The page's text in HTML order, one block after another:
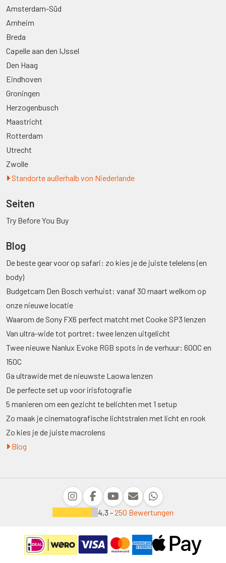
Amsterdam-Süd
Arnheim
Breda
Capelle aan den IJssel
Den Haag
Eindhoven
Groningen
Herzogenbusch
Maastricht
Rotterdam
Utrecht
Zwolle
Standorte außerhalb von Niederlande
Seiten
Try Before You Buy
Blog
De beste gear voor op safari: zo kies je de juiste telelens (en
body)
Budgetcam Den Bosch verhuist: vanaf 30 maart welkom op
onze nieuwe locatie
Waarom de Sony FX6 perfect matcht met Cooke SP3 lenzen
Van ultra-wide tot portret: twee lenzen uitgelicht
Twee nieuwe Nanlux Evoke RGB spots in de verhuur: 600C en
150C
Ga ultrawide met de nieuwste Laowa lenzen
De perfecte set up voor irisfotografie
5 manieren om een gezicht te belichten met 1 setup
Zo maak je cinematografische lichtstralen met licht en rook
Zo kies je de juiste macrolens
Blog
4,3 -250 Bewertungen